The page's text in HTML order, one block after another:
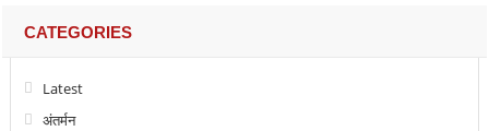
CATEGORIES
Latest
अंतर्मन